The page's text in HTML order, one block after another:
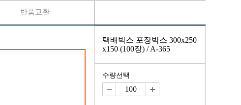
반품교환
택배박스 포장박스 300x250
x150 (100장) / A-365
수량선택